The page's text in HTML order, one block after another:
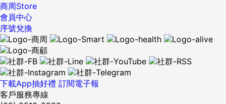
商周Store
會員中心
序號兌換
下載App抽好禮 訂閱電子報
客戶服務專線